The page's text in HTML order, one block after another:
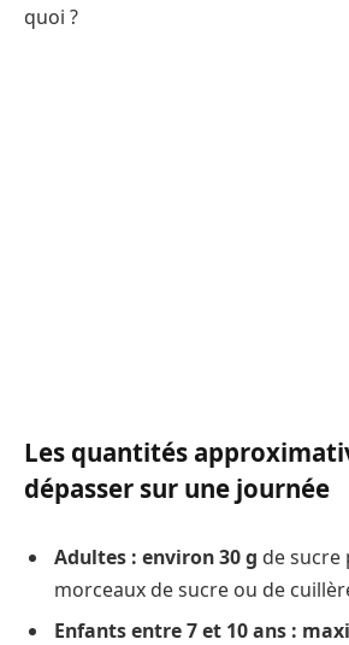
quoi ?
Les quantités
dépasser sur une journée
Adultes : environ 30 g de sucre
morceaux de sucre ou de
Enfants entre 7 et 10 ans :